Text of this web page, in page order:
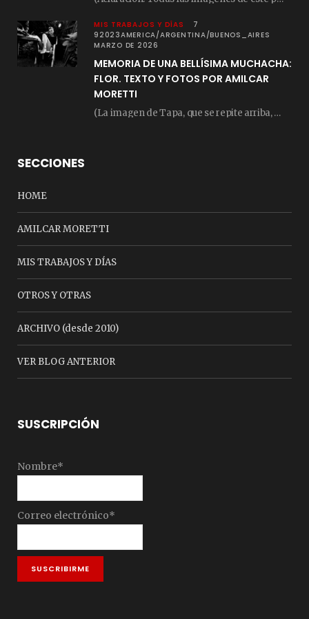
MIS TRABAJOS Y DÍAS
7
92023AMERICA/ARGENTINA/BUENOS_AIRES
MARZO DE 2026
MEMORIA DE UNA BELLÍSIMA MUCHACHA:
FLOR. TEXTO Y FOTOS POR AMILCAR
MORETTI
(La imagen de Tapa, que se repite arriba, fue compuesta por Amilcar Moretti el viernes…
SECCIONES
HOME
AMILCAR MORETTI
MIS TRABAJOS Y DÍAS
OTROS Y OTRAS
ARCHIVO (desde 2010)
VER BLOG ANTERIOR
SUSCRIPCIÓN
Nombre*
Correo electrónico*